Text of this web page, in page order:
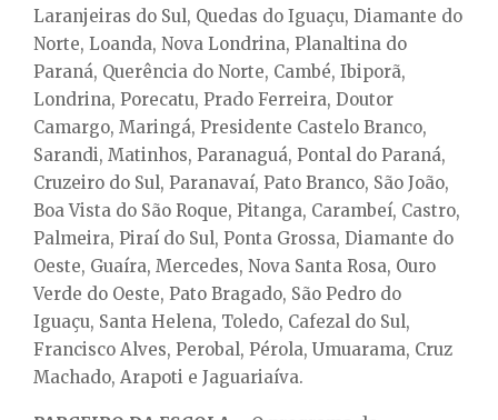
Laranjeiras do Sul, Quedas do Iguaçu, Diamante do
Norte, Loanda, Nova Londrina, Planaltina do
Paraná, Querência do Norte, Cambé, Ibiporã,
Londrina, Porecatu, Prado Ferreira, Doutor
Camargo, Maringá, Presidente Castelo Branco,
Sarandi, Matinhos, Paranaguá, Pontal do Paraná,
Cruzeiro do Sul, Paranavaí, Pato Branco, São João,
Boa Vista do São Roque, Pitanga, Carambeí, Castro,
Palmeira, Piraí do Sul, Ponta Grossa, Diamante do
Oeste, Guaíra, Mercedes, Nova Santa Rosa, Ouro
Verde do Oeste, Pato Bragado, São Pedro do
Iguaçu, Santa Helena, Toledo, Cafezal do Sul,
Francisco Alves, Perobal, Pérola, Umuarama, Cruz
Machado, Arapoti e Jaguariaíva.